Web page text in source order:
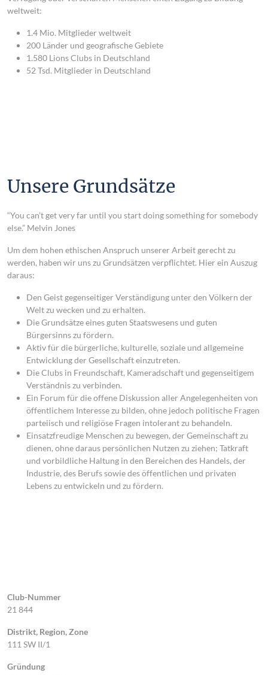
weltweit:
1.4 Mio. Mitglieder weltweit
200 Länder und geografische Gebiete
1.580 Lions Clubs in Deutschland
52 Tsd. Mitglieder in Deutschland
Unsere Grundsätze
“You can’t get very far until you start doing something for somebody
else.” Melvin Jones
Um dem hohen ethischen Anspruch unserer Arbeit gerecht zu
werden, haben wir uns zu Grundsätzen verpflichtet. Hier ein Auszug
daraus:
Den Geist gegenseitiger Verständigung unter den Völkern der
Welt zu wecken und zu erhalten.
Die Grundsätze eines guten Staatswesens und guten
Bürgersinns zu fördern.
Aktiv für die bürgerliche, kulturelle, soziale und allgemeine
Entwicklung der Gesellschaft einzutreten.
Die Clubs in Freundschaft, Kameradschaft und gegenseitigem
Verständnis zu verbinden.
Ein Forum für die offene Diskussion aller Angelegenheiten von
öffentlichem Interesse zu bilden, ohne jedoch politische Fragen
parteiisch und religiöse Fragen intolerant zu behandeln.
Einsatzfreudige Menschen zu bewegen, der Gemeinschaft zu
dienen, ohne daraus persönlichen Nutzen zu ziehen; Tatkraft
und vorbildliche Haltung in den Bereichen des Handels, der
Industrie, des Berufs sowie des öffentlichen und privaten
Lebens zu entwickeln und zu fördern.
Club-Nummer
21 844
Distrikt, Region, Zone
111 SW II/1
Gründung